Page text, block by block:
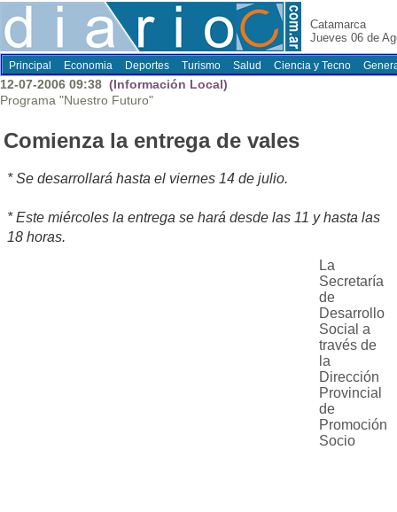
Catamarca
Jueves 06 de
Principal Economia Deportes Turismo Salud Ciencia y Tecno
12-07-2006 09:38 (Información Local)
Programa "Nuestro Futuro"
Comienza la entrega de vales
* Se desarrollará hasta el viernes 14 de julio.
* Este miércoles la entrega se hará desde las 11 y hasta las
18 horas.
La
Secretaría
de
Desarrollo
Social a
través de
la
Dirección
Provincial
de
Promoción
Socio